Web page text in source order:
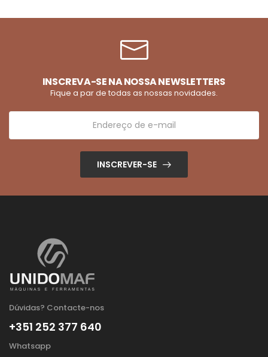
INSCREVA-SE NA NOSSA NEWSLETTERS
Fique a par de todas as nossas novidades.
INSCREVER-SE
Dúvidas? Contacte-nos
+351 252 377 640
Whatsapp